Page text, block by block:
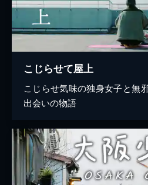
こじらせて屋上
こじらせ気味の独身女子と無
出会いの物語